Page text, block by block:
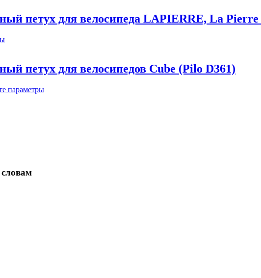
петух для велосипеда LAPIERRE, La Pierre
петух для велосипедов Cube (Pilo D361)
параметры